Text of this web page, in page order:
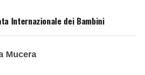
Internazionale dei Bambini
Mucera